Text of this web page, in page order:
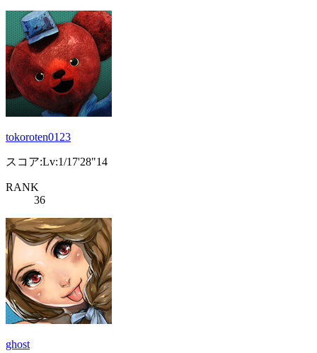
tokoroten0123
スコア:Lv:1/17'28"14
RANK
36
ghost